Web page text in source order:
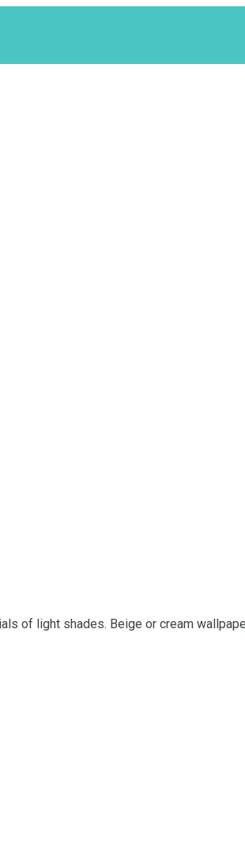
of light shades. Beige or cream